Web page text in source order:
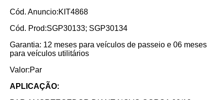
Cód. Anuncio:KIT4868
Cód. Prod:SGP30133; SGP30134
Garantia: 12 meses para veículos de passeio e 06 meses
para veículos utilitários
Valor:Par
APLICAÇÃO: